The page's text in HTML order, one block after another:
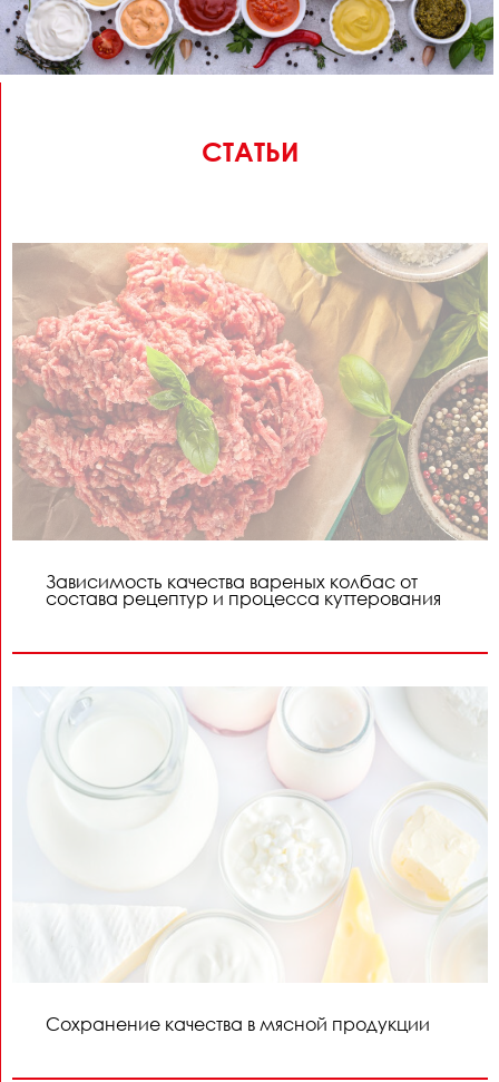
СТАТЬИ
Зависимость качества вареных колбас от
состава рецептур и процесса куттерования
Сохранение качества в мясной продукции